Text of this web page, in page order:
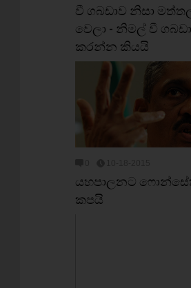
වී ගබඩාව නිසා
වෙලා - නිමල් වී
කරන්න කියයි
යහපාලනට
කපයි